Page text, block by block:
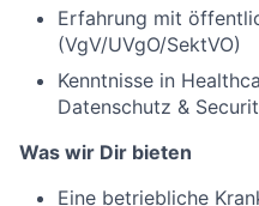
Erfahrung mit
(VgV/UVgO/SektVO)
Kenntnisse in
Datenschutz &
Was wir Dir bieten
Eine betriebliche